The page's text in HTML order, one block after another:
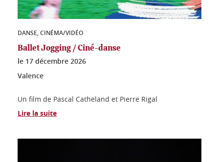
DANSE, CINÉMA/VIDÉO
Ballet Jogging / Ciné-danse
le 17 décembre 2026
Valence
Un film de Pascal Catheland et Pierre Rigal
Lire la suite